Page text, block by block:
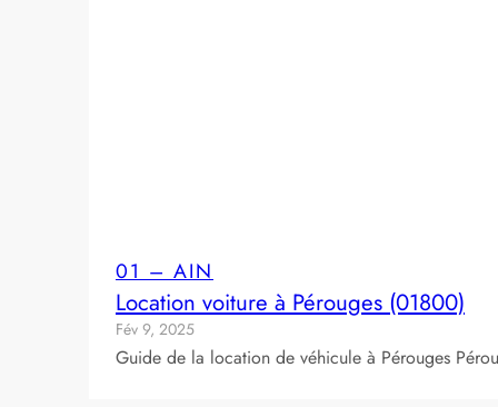
01 – AIN
Location voiture à Pérouges (01800)
Fév 9, 2025
Guide de la location de véhicule à Pérouges